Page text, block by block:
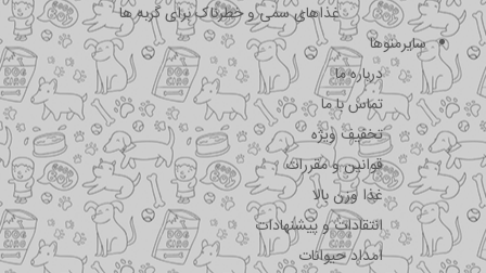
غذاهای سمی و خطرناک برای گربه ها
سایرمنوها
درباره ما
تماس با ما
تخفیف ویژه
قوانین و مقررات
غذا وزن بالا
انتقادات و پیشنهادات
امداد حیوانات